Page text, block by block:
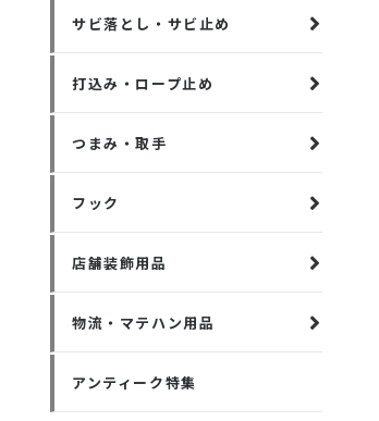
サビ落とし・サビ止め
打込み・ロープ止め
つまみ・取手
フック
店舗装飾用品
物流・マテハン用品
アンティーク特集